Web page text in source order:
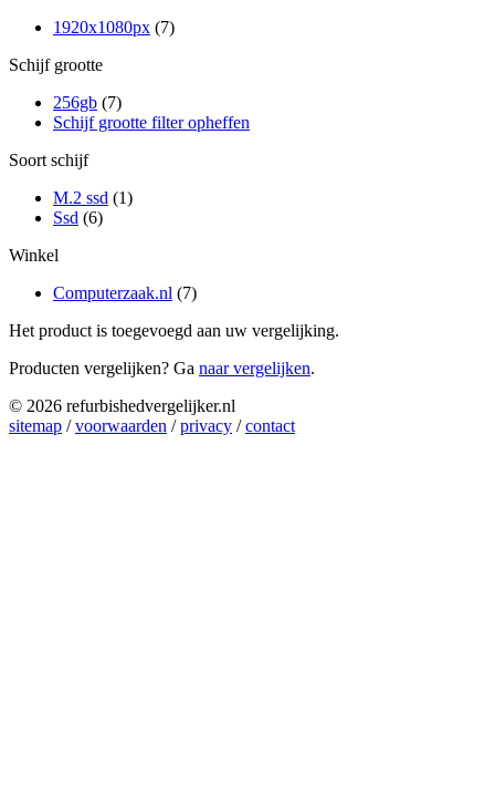
1920x1080px (7)
Schijf grootte
256gb (7)
Schijf grootte filter opheffen
Soort schijf
M.2 ssd (1)
Ssd (6)
Winkel
Computerzaak.nl (7)
Het product is toegevoegd aan uw vergelijking.
Producten vergelijken? Ga naar vergelijken.
© 2026 refurbishedvergelijker.nl
sitemap /voorwaarden /privacy /contact